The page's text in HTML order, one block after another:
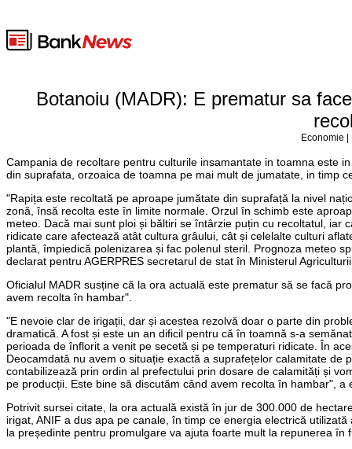
Botanoiu (MADR): E prematur sa
Economie
Campania de recoltare pentru culturile insamantate in toamna este
din suprafata, orzoaica de toamna pe mai mult de jumatate, in timp
"Rapița este recoltată pe aproape jumătate din suprafață la nivel
zonă, însă recolta este în limite normale. Orzul în schimb este
meteo. Dacă mai sunt ploi și băltiri se întârzie puțin cu recoltatul,
ridicate care afectează atât cultura grâului, cât și celelalte culturi
plantă, împiedică polenizarea și fac polenul steril. Prognoza meteo
declarat pentru AGERPRES secretarul de stat în Ministerul
Oficialul MADR susține că la ora actuală este prematur să se facă
avem recolta în hambar".
"E nevoie clar de irigații, dar și acestea rezolvă doar o parte din
dramatică. A fost și este un an dificil pentru că în toamnă s-a
perioada de înflorit a venit pe secetă și pe temperaturi ridicate. În
Deocamdată nu avem o situație exactă a suprafețelor calamitate
contabilizează prin ordin al prefectului prin dosare de calamități și
pe producții. Este bine să discutăm când avem recolta în hambar", a
Potrivit sursei citate, la ora actuală există în jur de 300.000 de
irigat, ANIF a dus apa pe canale, în timp ce energia electrică
la președinte pentru promulgare va ajuta foarte mult la repunerea în